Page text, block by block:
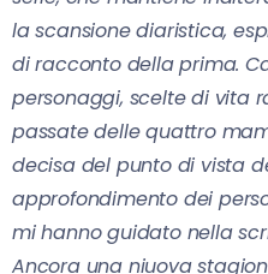
la scansione diaristica,
di racconto della prima.
personaggi, scelte di vita
passate delle quattro
decisa del punto di vista
approfondimento dei
mi hanno guidato nella
Ancora una niuova